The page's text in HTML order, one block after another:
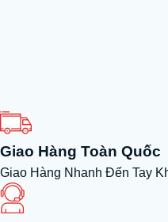
Giao Hàng Toàn Quốc
Giao Hàng Nhanh Đến Tay